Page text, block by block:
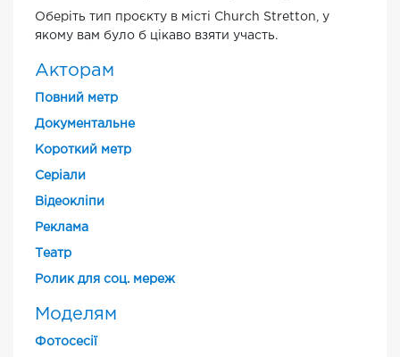
Оберіть тип проєкту в місті Church Stretton, у
якому вам було б цікаво взяти участь.
Акторам
Повний метр
Документальне
Короткий метр
Cеріали
Відеокліпи
Реклама
Театр
Ролик для соц. мереж
Моделям
Фотосесії